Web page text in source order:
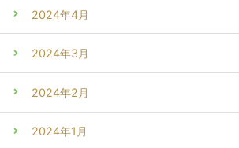
2024年4月
2024年3月
2024年2月
2024年1月